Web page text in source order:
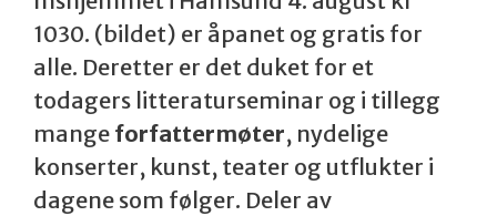
1030. (bildet) er åpanet og gratis for
alle. Deretter er det duket for et
todagers litteraturseminar og i tillegg
mange forfattermøter, nydelige
konserter, kunst, teater og utflukter i
dagene som følger. Deler av